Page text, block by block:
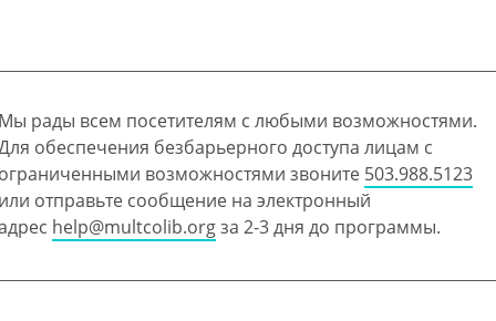
рады всем посетителям с любыми возможностями.
обеспечения безбарьерного доступа лицам с
возможностями звоните 503.988.5123
отправьте сообщение на электронный
help@multcolib.orgза 2-3 дня до программы.